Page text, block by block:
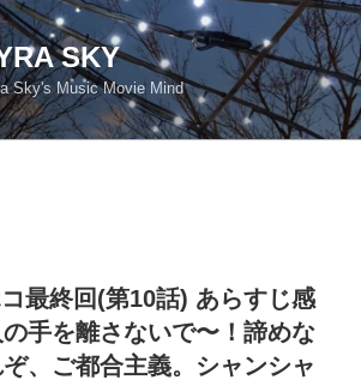
SKY
Sky's Music Movie Mind
最終回(第10話) あらすじ感
手を離さないで〜！諦めな
、ご都合主義。シャンシャ